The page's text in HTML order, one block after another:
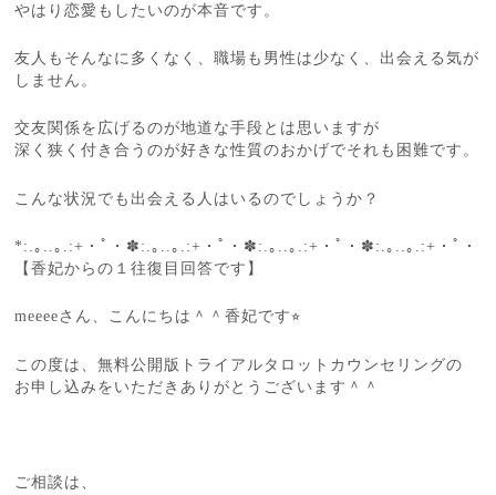
やはり恋愛もしたいのが本音です。
友人もそんなに多くなく、職場も男性は少なく、出会える気が
しません。
交友関係を広げるのが地道な手段とは思いますが
深く狭く付き合うのが好きな性質のおかげでそれも困難です。
こんな状況でも出会える人はいるのでしょうか？
*:.｡..｡.:+・ﾟ・✽:.｡..｡.:+・ﾟ・✽:.｡..｡.:+・ﾟ・✽:.｡..｡.:+・ﾟ・
【香妃からの１往復目回答です】
meeeeさん、こんにちは＾＾香妃です⭐︎
この度は、無料公開版トライアルタロットカウンセリングの
お申し込みをいただきありがとうございます＾＾
ご相談は、